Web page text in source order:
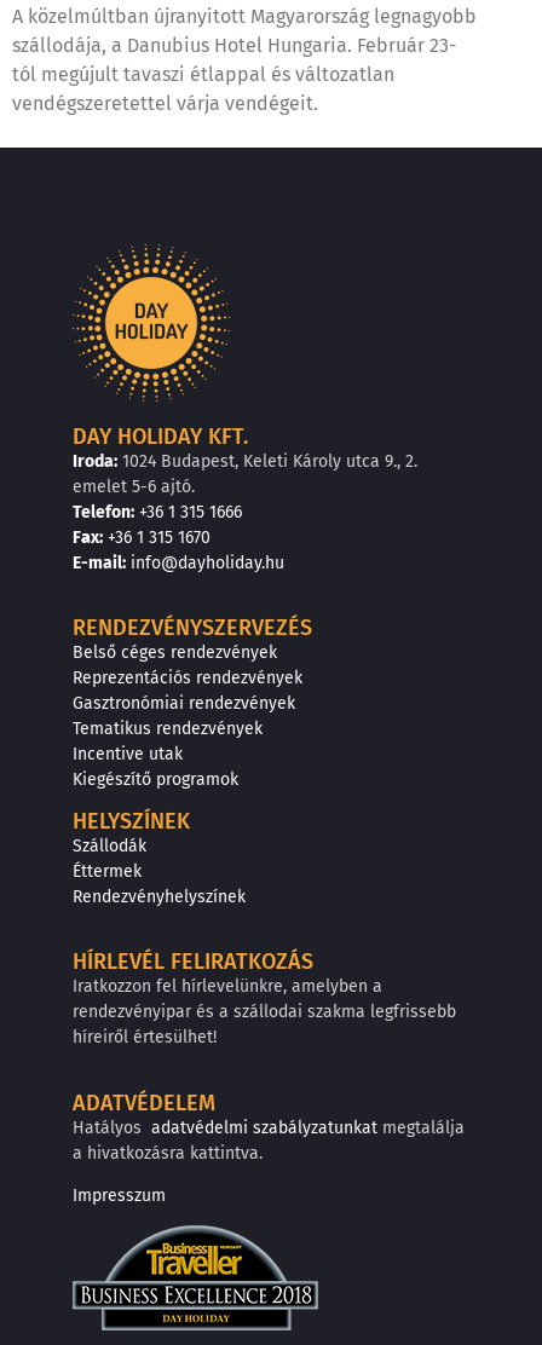
A közelmúltban újranyitott Magyarország legnagyobb
szállodája, a Danubius Hotel Hungaria. Február 23-
tól megújult tavaszi étlappal és változatlan
vendégszeretettel várja vendégeit.
DAY HOLIDAY KFT.
Iroda: 1024 Budapest, Keleti Károly utca 9., 2.
emelet 5-6 ajtó.
Telefon: +36 1 315 1666
Fax: +36 1 315 1670
E-mail: info@dayholiday.hu
RENDEZVÉNYSZERVEZÉS
Belső céges rendezvények
Reprezentációs rendezvények
Gasztronómiai rendezvények
Tematikus rendezvények
Incentive utak
Kiegészítő programok
HELYSZÍNEK
Szállodák
Éttermek
Rendezvényhelyszínek
HÍRLEVÉL FELIRATKOZÁS
Iratkozzon fel hírlevelünkre, amelyben a
rendezvényipar és a szállodai szakma legfrissebb
híreiről értesülhet!
ADATVÉDELEM
Hatályos adatvédelmi szabályzatunkat megtalálja
a hivatkozásra kattintva.
Impresszum